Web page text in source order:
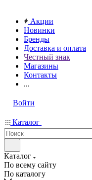
Акции
Новинки
Бренды
Доставка и оплата
Честный знак
Магазины
Контакты
...
Войти
Каталог
Каталог
По всему сайту
По каталогу